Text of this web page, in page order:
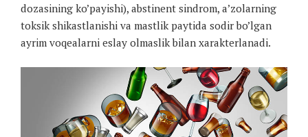
dozasining ko’payishi), abstinent sindrom, a’zolarning
toksik shikastlanishi va mastlik paytida sodir bo’lgan
ayrim voqealarni eslay olmaslik bilan xarakterlanadi.